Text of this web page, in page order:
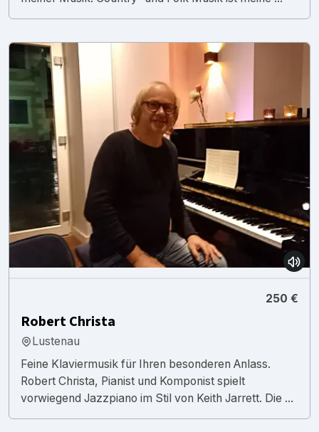
250 €
Robert Christa
Lustenau
Feine Klaviermusik für Ihren besonderen Anlass.
Robert Christa, Pianist und Komponist spielt
vorwiegend Jazzpiano im Stil von Keith Jarrett. Die ...